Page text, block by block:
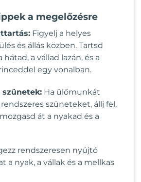
a megelőzésre
Figyelj a helyes
és állás közben. Tartsd
a vállad lazán, és a
egy vonalban.
szünetek:Ha ülőmunkát
szüneteket, állj fel,
át a nyakad és a
rendszeresen nyújtó
a nyak, a vállak és a mellkas